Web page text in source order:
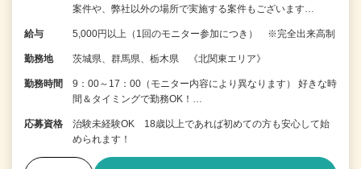
案件や、弊社以外の場所で実施する案件もございます…
給与 5,000円以上（1回のモニター参加につき） ※完全出来高制
勤務地 茨城県、群馬県、栃木県 《北関東エリア》
勤務時間
9：00～17：00（モニター内容により異なります） 好きな時
間＆タイミングで勤務OK！…
応募資格
治験未経験OK 18歳以上であれば初めての方も安心して始
められます！